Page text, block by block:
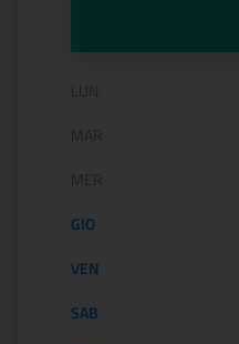
Orario di
LUN
MAR
MER
GIO
VEN
SAB